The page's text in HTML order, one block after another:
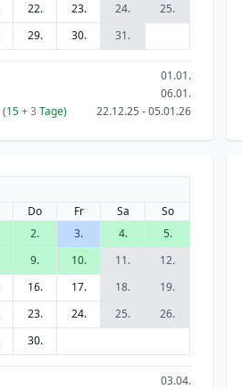
22. 23. 24.
25.
29. 30. 31.
01.01.
06.01.
(15+ 3 Tage) 22.12.25 - 05.01.26
Do Fr Sa
So
2. 3. 4.
5.
9. 10. 11.
12.
16. 17. 18.
19.
23. 24. 25.
26.
30.
03.04.